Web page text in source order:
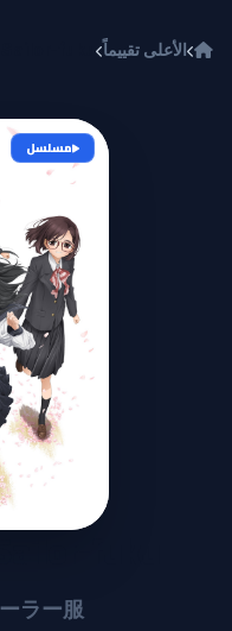
الأعلى تقييماً
مسلسل
fuku
ラー服